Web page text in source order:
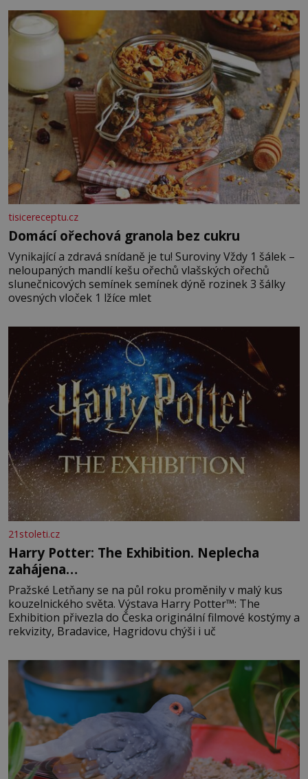
posypání Postup: Oddělte žloutky od bílků. Žloutky
vyšlehejte s cukrem do světlé pěny a postupně do nich
vmíchejte mascarpone, aby vznikl hladký
tisicereceptu.cz
Domácí ořechová granola bez cukru
Vynikající a zdravá snídaně je tu! Suroviny Vždy 1 šálek –
neloupaných mandlí kešu ořechů vlašských ořechů
slunečnicových semínek semínek dýně rozinek 3 šálky
ovesných vloček 1 lžíce mlet
21stoleti.cz
Harry Potter: The Exhibition. Neplecha
zahájena…
Pražské Letňany se na půl roku proměnily v malý kus
kouzelnického světa. Výstava Harry Potter™: The
Exhibition přivezla do Česka originální filmové kostýmy a
rekvizity, Bradavice, Hagridovu chýši i uč